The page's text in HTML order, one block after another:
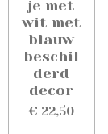
je met
wit met
blauw
beschil
derd
decor
€ 22,50